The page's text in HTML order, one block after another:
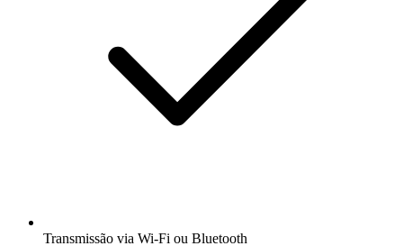
Transmissão via Wi-Fi ou Bluetooth